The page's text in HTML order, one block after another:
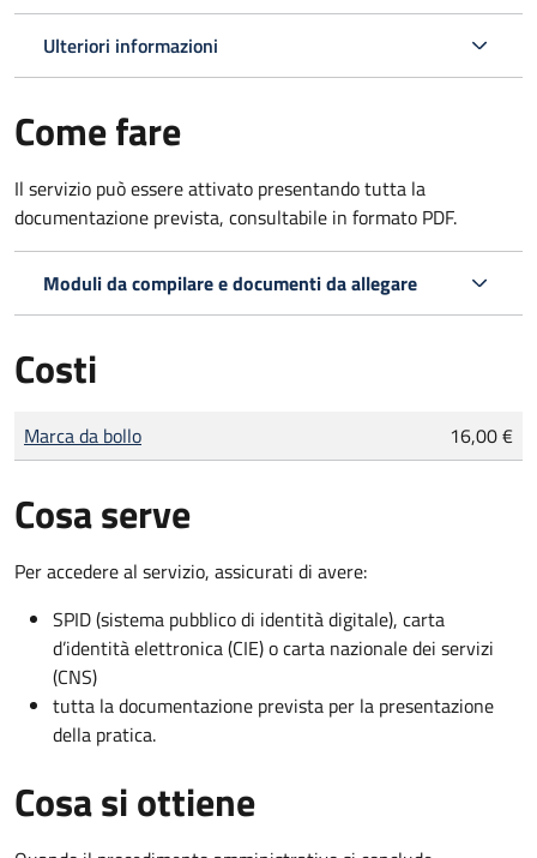
Ulteriori informazioni
Come fare
Il servizio può essere attivato presentando tutta la
documentazione prevista, consultabile in formato PDF.
Moduli da compilare e documenti da allegare
Costi
Tipo di pagamento
Importo
Marca da bollo 16,00 €
Cosa serve
Per accedere al servizio, assicurati di avere:
SPID (sistema pubblico di identità digitale), carta
d’identità elettronica (CIE) o carta nazionale dei servizi
(CNS)
tutta la documentazione prevista per la presentazione
della pratica.
Cosa si ottiene